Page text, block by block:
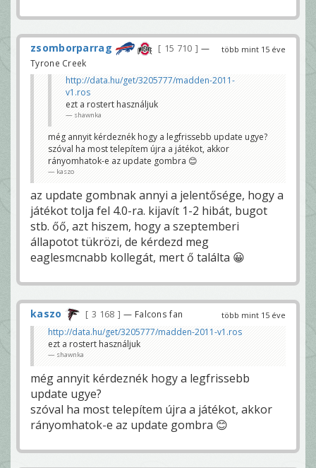
több mint 15 éve
zsomborparrag 15 710
—
Tyrone Creek
http://data.hu/get/3205777/madden-2011-
v1.ros
ezt a rostert használjuk
shawnka
még annyit kérdeznék hogy a legfrissebb update ugye?
szóval ha most telepítem újra a játékot, akkor
rányomhatok-e az update gombra 😊
kaszo
az update gombnak annyi a jelentősége, hogy a
játékot tolja fel 4.0-ra. kijavít 1-2 hibát, bugot
stb. őő, azt hiszem, hogy a szeptemberi
állapotot tükrözi, de kérdezd meg
eaglesmcnabb kollegát, mert ő találta 😀
több mint 15 éve
kaszo 3 168 — Falcons fan
http://data.hu/get/3205777/madden-2011-v1.ros
ezt a rostert használjuk
shawnka
még annyit kérdeznék hogy a legfrissebb
update ugye?
szóval ha most telepítem újra a játékot, akkor
rányomhatok-e az update gombra 😊